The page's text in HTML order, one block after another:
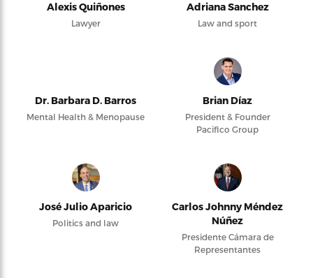
Alexis Quiñones
Lawyer
Adriana Sanchez
Law and sport
Dr. Barbara D. Barros
Mental Health & Menopause
Brian Díaz
President & Founder
Pacifico Group
José Julio Aparicio
Politics and law
Carlos Johnny Méndez
Núñez
Presidente Cámara de
Representantes